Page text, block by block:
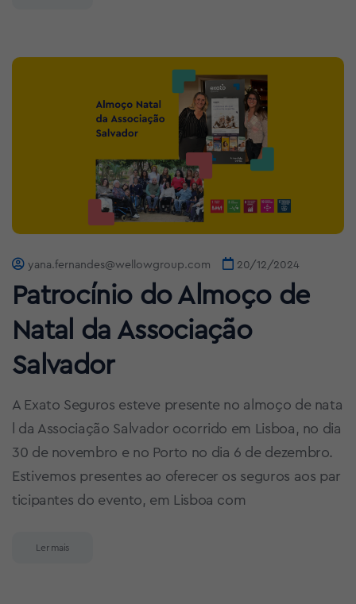
yana.fernandes@wellowgroup.com 20/12/2024
Patrocínio do Almoço de
Natal da Associação
Salvador
A Exato Seguros esteve presente no almoço de nata
l da Associação Salvador ocorrido em Lisboa, no dia
30 de novembro e no Porto no dia 6 de dezembro.
Estivemos presentes ao oferecer os seguros aos par
ticipantes do evento, em Lisboa com
Ler mais